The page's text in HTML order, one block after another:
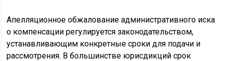
Апелляционное обжалование административного иска
о компенсации регулируется законодательством,
устанавливающим конкретные сроки для подачи и
рассмотрения. В большинстве юрисдикций срок